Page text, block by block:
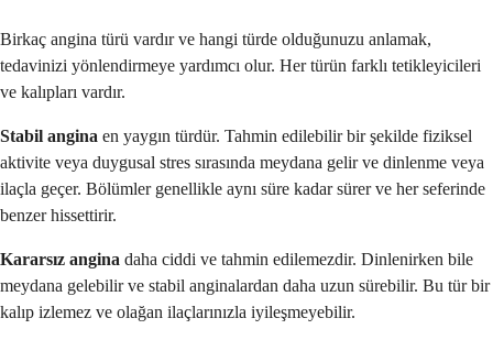
Birkaç angina türü vardır ve hangi türde olduğunuzu anlamak,
tedavinizi yönlendirmeye yardımcı olur. Her türün farklı tetikleyicileri
ve kalıpları vardır.
Stabil angina en yaygın türdür. Tahmin edilebilir bir şekilde fiziksel
aktivite veya duygusal stres sırasında meydana gelir ve dinlenme veya
ilaçla geçer. Bölümler genellikle aynı süre kadar sürer ve her seferinde
benzer hissettirir.
Kararsız angina daha ciddi ve tahmin edilemezdir. Dinlenirken bile
meydana gelebilir ve stabil anginalardan daha uzun sürebilir. Bu tür bir
kalıp izlemez ve olağan ilaçlarınızla iyileşmeyebilir.